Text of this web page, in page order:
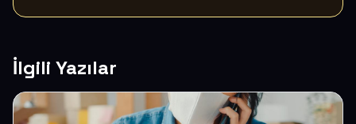
İlgili Yazılar